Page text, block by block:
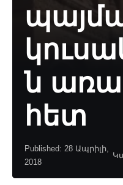
ն
հետ
Published: 28 Ապրիլի,
2018